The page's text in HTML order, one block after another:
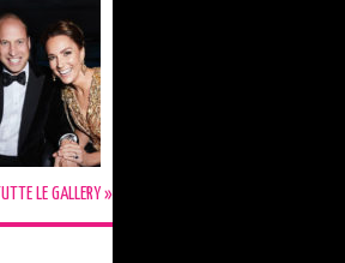
TUTTE LE GALLERY »